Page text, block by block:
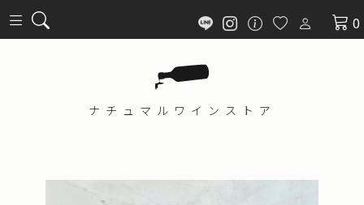
0
ナチュマル ワインストア